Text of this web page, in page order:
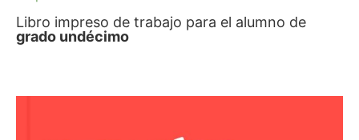
Libro impreso de trabajo para el alumno de
grado undécimo